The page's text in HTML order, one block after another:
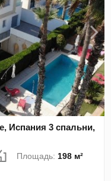
Испания 3 спальни,
Площадь: 198 м²